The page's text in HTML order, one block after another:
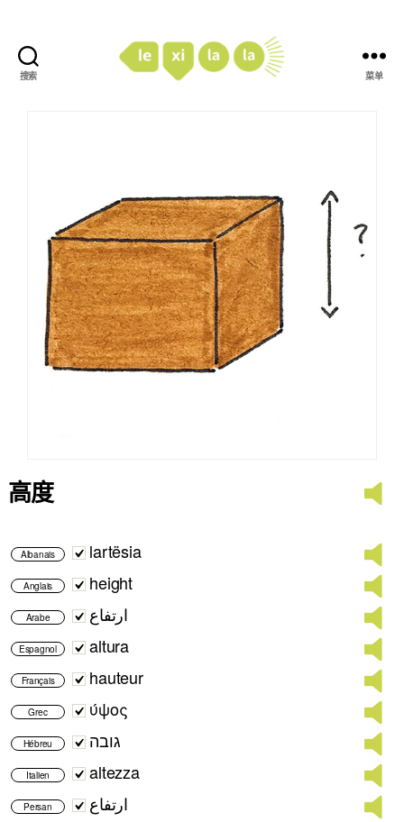
搜索 菜单
高度
Albanais lartësia
Anglais height
Arabe ارتفاع
Espagnol altura
Français hauteur
Grec ύψος
Hébreu גובה
Italien altezza
Persan ارتفاع